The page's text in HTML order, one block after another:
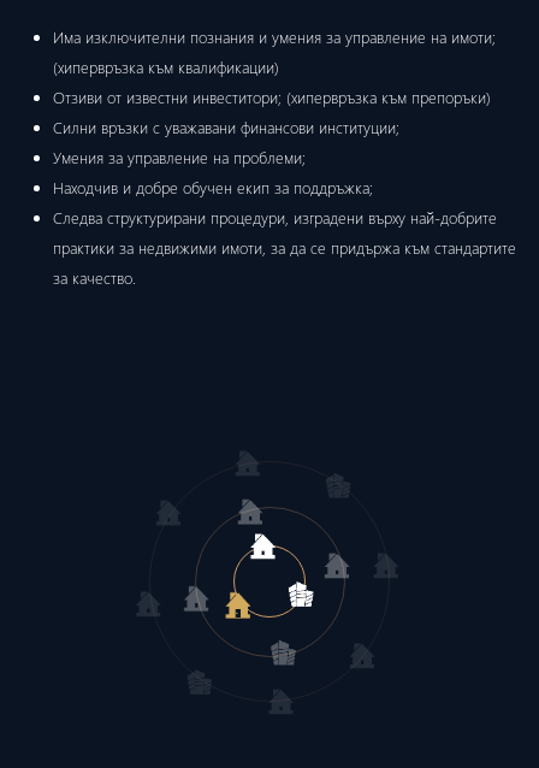
Има изключителни познания и умения за управление на имоти;
(хипервръзка към квалификации)
Отзиви от известни инвеститори; (хипервръзка към препоръки)
Силни връзки с уважавани финансови институции;
Умения за управление на проблеми;
Находчив и добре обучен екип за поддръжка;
Следва структурирани процедури, изградени върху най-добрите
практики за недвижими имоти, за да се придържа към стандартите
за качество.